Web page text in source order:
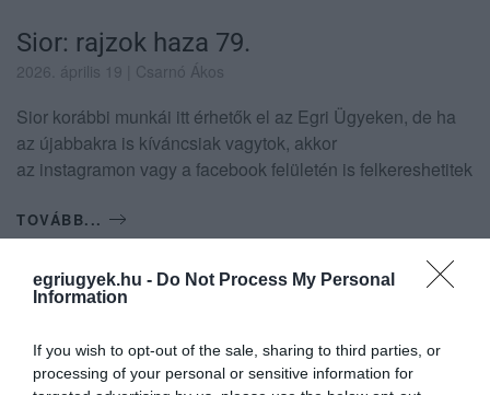
egriugyek.hu - Do Not Process My Personal
Information
If you wish to opt-out of the sale, sharing to third parties, or
processing of your personal or sensitive information for
Sior: rajzok haza 79.
2026. április 19 | Csarnó Ákos
Sior korábbi munkái itt érhetők el az Egri Ügyeken, de ha
az újabbakra is kíváncsiak vagytok, akkor
az instagramon vagy a facebook felületén is felkereshetitek
TOVÁBB...
Pajtók Gáborral kezdi az egri
2026. április 17| Csarnó Ákos